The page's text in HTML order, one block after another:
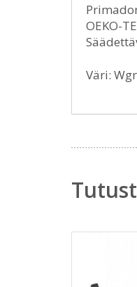
OEKO-
Väri: Wgr